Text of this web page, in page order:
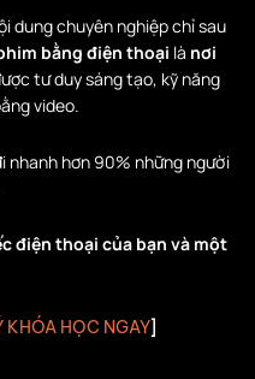
dung chuyên nghiệp chỉ sau
bằng điện thoại là nơi
tư duy sáng tạo, kỹ năng
video.
nhanh hơn 90% những người
điện thoại của bạn và một
HỌC NGAY]